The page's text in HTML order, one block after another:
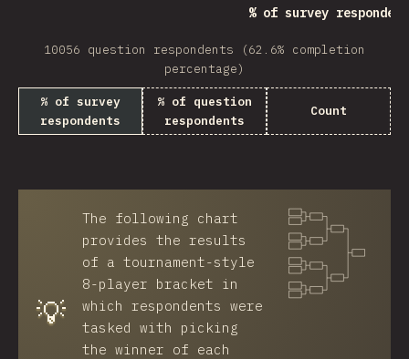
% of survey
10056 question respondents (62.6% completion
percentage)
% of survey
respondents
% of question
respondents
Count
💡
The following chart
provides the results
of a tournament-style
8-player bracket in
which respondents were
tasked with picking
the winner of each